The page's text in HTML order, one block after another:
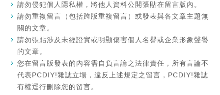
請勿侵犯個人隱私權，將他人資料公開張貼在留言版內。
請勿重複留言（包括跨版重複留言）或發表與各文章主題無
關的文章。
請勿張貼涉及未經證實或明顯傷害個人名譽或企業形象聲譽
的文章。
您在留言版發表的內容需自負言論之法律責任，所有言論不
代表PCDIY!雜誌立場，違反上述規定之留言，PCDIY!雜誌
有權逕行刪除您的留言。